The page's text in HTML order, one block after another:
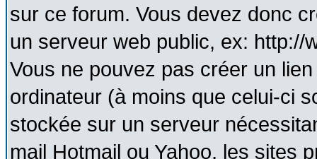
sur ce forum. Vous devez donc
un serveur web public, ex: http://
Vous ne pouvez pas créer un
ordinateur (à moins que celui-ci
stockée sur un serveur
mail Hotmail ou Yahoo, les sites